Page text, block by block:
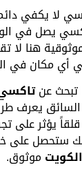
لا يكفي
يصل في
هنا
أي مكان في
تبحث عن
يعرف
قلقاً يؤثر
أنك ستحصل
موثوق.